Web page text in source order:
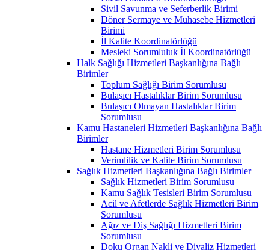
Sivil Savunma ve Seferberlik Birimi
Döner Sermaye ve Muhasebe Hizmetleri
Birimi
İl Kalite Koordinatörlüğü
Mesleki Sorumluluk İl Koordinatörlüğü
Halk Sağlığı Hizmetleri Başkanlığına Bağlı
Birimler
Toplum Sağlığı Birim Sorumlusu
Bulaşıcı Hastalıklar Birim Sorumlusu
Bulaşıcı Olmayan Hastalıklar Birim
Sorumlusu
Kamu Hastaneleri Hizmetleri Başkanlığına Bağlı
Birimler
Hastane Hizmetleri Birim Sorumlusu
Verimlilik ve Kalite Birim Sorumlusu
Sağlık Hizmetleri Başkanlığına Bağlı Birimler
Sağlık Hizmetleri Birim Sorumlusu
Kamu Sağlık Tesisleri Birim Sorumlusu
Acil ve Afetlerde Sağlık Hizmetleri Birim
Sorumlusu
Ağız ve Diş Sağlığı Hizmetleri Birim
Sorumlusu
Doku Organ Nakli ve Diyaliz Hizmetleri